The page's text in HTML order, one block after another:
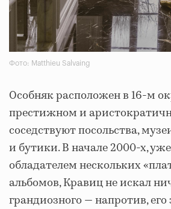
Фото: Matthieu Salvaing
Особняк расположен в 16-м
престижном и
соседствуют посольства,
и бутики. В начале 2000-х,
обладателем нескольких
альбомов, Кравиц не искал
грандиозного — напротив,